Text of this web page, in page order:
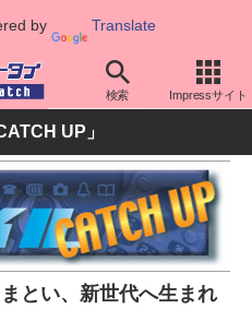
by Translate
検索 Impressサイト
iPhone本体
UP」
とい、新世代へ生まれ